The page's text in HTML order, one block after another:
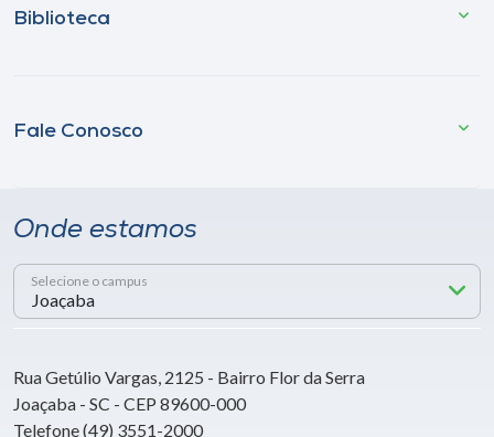
Biblioteca
Fale Conosco
Onde estamos
Selecione o campus
Rua Getúlio Vargas, 2125 - Bairro Flor da Serra
Joaçaba - SC - CEP 89600-000
Telefone (49) 3551-2000